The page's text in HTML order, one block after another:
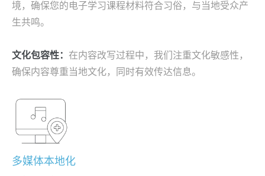
境，确保您的电子学习课程材料符合习俗，与当地受众产
生共鸣。
文化包容性： 在内容改写过程中，我们注重文化敏感性，
确保内容尊重当地文化，同时有效传达信息。
多媒体本地化